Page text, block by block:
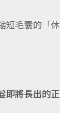
毛囊的「
即將長出的